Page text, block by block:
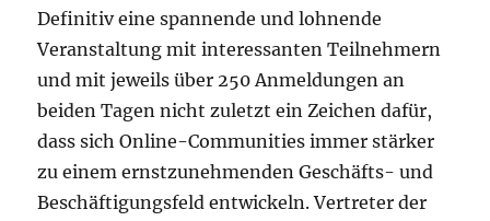
Definitiv eine spannende und lohnende
Veranstaltung mit interessanten Teilnehmern
und mit jeweils über 250 Anmeldungen an
beiden Tagen nicht zuletzt ein Zeichen dafür,
dass sich Online-Communities immer stärker
zu einem ernstzunehmenden Geschäfts- und
Beschäftigungsfeld entwickeln. Vertreter der